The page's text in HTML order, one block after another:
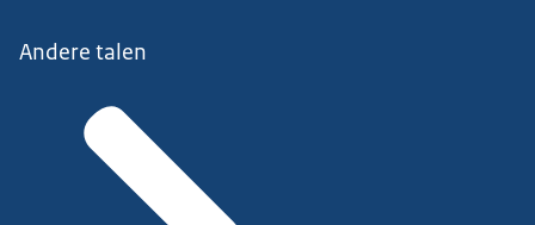
Andere talen